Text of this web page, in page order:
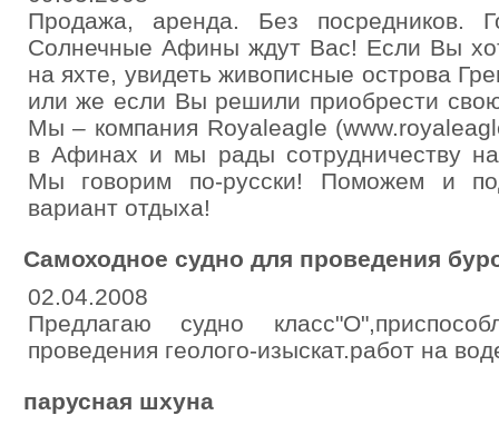
Продажа, аренда. Без посредников.
Солнечные Афины ждут Вас! Если Вы
на яхте, увидеть живописные острова
или же если Вы решили приобрести
Мы – компания Royaleagle
в Афинах и мы рады сотрудничеству
Мы говорим по-русски! Поможем и
вариант отдыха!
Самоходное судно для проведения
02.04.2008
Предлагаю судно
проведения геолого-изыскат.работ на
парусная шхуна